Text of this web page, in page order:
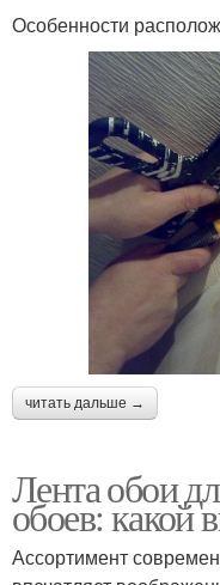
Особенности
читать дальше →
Лента обои
обоев: какой
Ассортимент